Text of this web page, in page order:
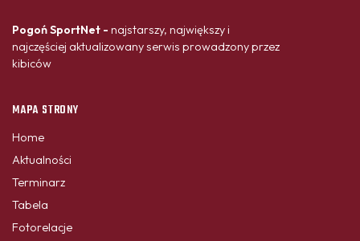
Pogoń SportNet - najstarszy, największy i
najczęściej aktualizowany serwis prowadzony przez
kibiców
MAPA STRONY
Home
Aktualności
Terminarz
Tabela
Fotorelacje